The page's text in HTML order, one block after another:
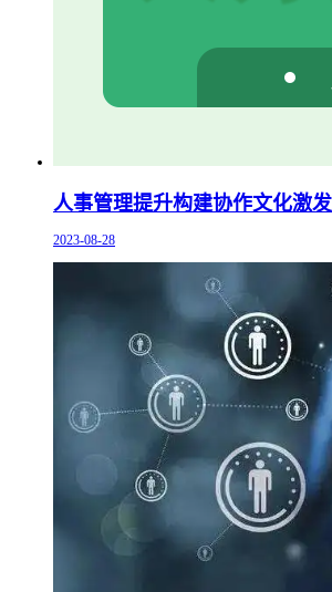
人事管理提升构建协作文化激
2023-08-28